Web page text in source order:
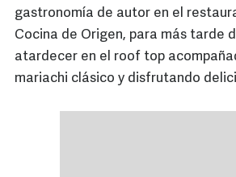
gastronomía de autor en el
Cocina de Origen, para más tarde
atardecer en el roof top
mariachi clásico y disfrutando